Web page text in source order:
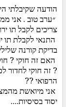
הודעה שקיבלתי
״ערב טוב . אני
צריכים לקבל תו
התנאי לקבלת תו
בדיקת קורנה
האם זה חוקי ?
? זה חוקי לחדור
הרפואי ??
אני מיואשת
יסוד בסיסיות....